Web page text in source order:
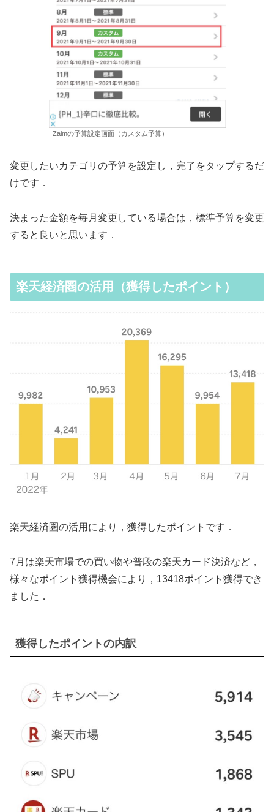
Zaimの予算設定画面（カスタム予算）
変更したいカテゴリの予算を設定し，完了をタップするだ
けです．
決まった金額を毎月変更している場合は，標準予算を変更
すると良いと思います．
楽天経済圏の活用（獲得したポイント）
楽天経済圏の活用により，獲得したポイントです．
7月は楽天市場での買い物や普段の楽天カード決済など，
様々なポイント獲得機会により，13418ポイント獲得でき
ました．
獲得したポイントの内訳